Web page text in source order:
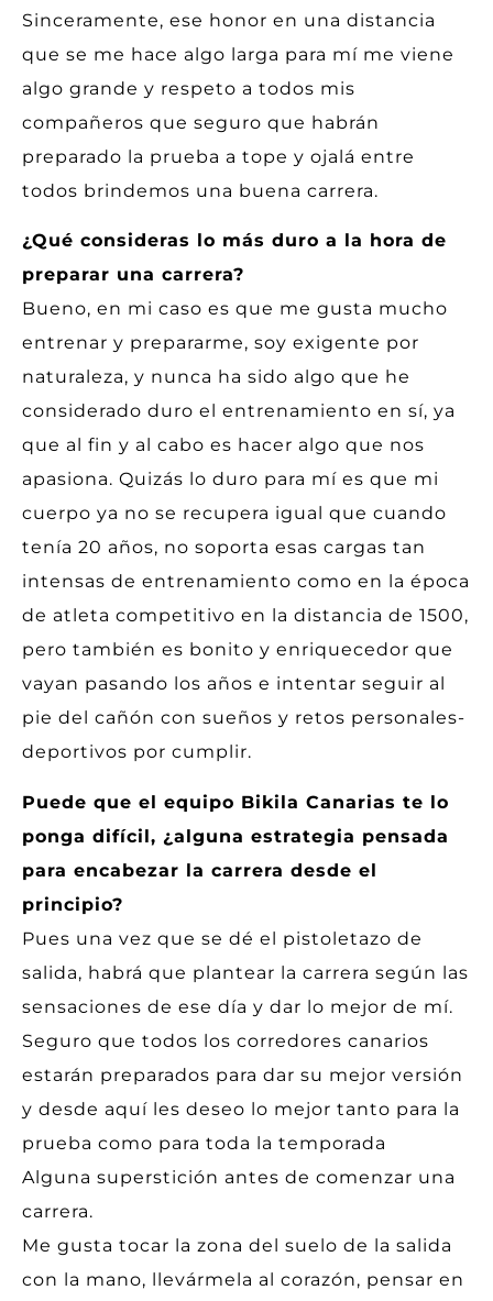
Sinceramente, ese honor en una distancia
que se me hace algo larga para mí me viene
algo grande y respeto a todos mis
compañeros que seguro que habrán
preparado la prueba a tope y ojalá entre
todos brindemos una buena carrera.
¿Qué consideras lo más duro a la hora de
preparar una carrera?
Bueno, en mi caso es que me gusta mucho
entrenar y prepararme, soy exigente por
naturaleza, y nunca ha sido algo que he
considerado duro el entrenamiento en sí, ya
que al fin y al cabo es hacer algo que nos
apasiona. Quizás lo duro para mí es que mi
cuerpo ya no se recupera igual que cuando
tenía 20 años, no soporta esas cargas tan
intensas de entrenamiento como en la época
de atleta competitivo en la distancia de 1500,
pero también es bonito y enriquecedor que
vayan pasando los años e intentar seguir al
pie del cañón con sueños y retos personales-
deportivos por cumplir.
Puede que el equipo Bikila Canarias te lo
ponga difícil, ¿alguna estrategia pensada
para encabezar la carrera desde el
principio?
Pues una vez que se dé el pistoletazo de
salida, habrá que plantear la carrera según las
sensaciones de ese día y dar lo mejor de mí.
Seguro que todos los corredores canarios
estarán preparados para dar su mejor versión
y desde aquí les deseo lo mejor tanto para la
prueba como para toda la temporada
Alguna superstición antes de comenzar una
carrera.
Me gusta tocar la zona del suelo de la salida
con la mano, llevármela al corazón, pensar en